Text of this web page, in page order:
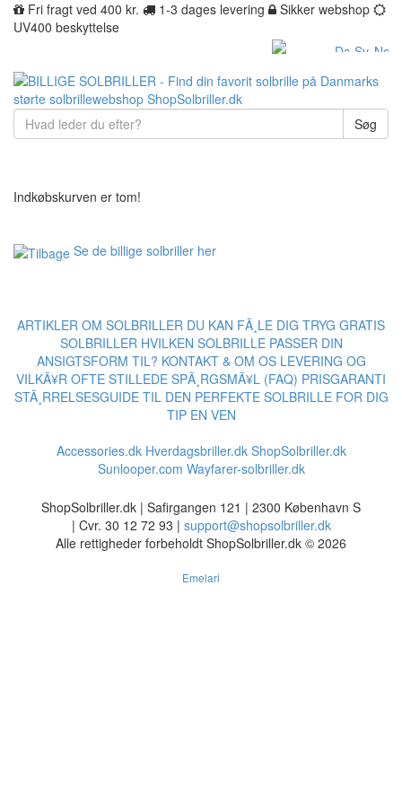
Fri fragt ved 400 kr. 1-3 dages levering
Sikker webshop
UV400 beskyttelse
Søg
Indkøbskurven er tom!
Se de billige solbriller her
ARTIKLER OM SOLBRILLER DU KAN FÃ¸LE DIG TRYG GRATIS
SOLBRILLER HVILKEN SOLBRILLE PASSER DIN
ANSIGTSFORM TIL? KONTAKT & OM OS LEVERING OG
VILKÃ¥R OFTE STILLEDE SPÃ¸RGSMÃ¥L (FAQ) PRISGARANTI
STÃ¸RRELSESGUIDE TIL DEN PERFEKTE SOLBRILLE FOR DIG
TIP EN VEN
Accessories.dk Hverdagsbriller.dk ShopSolbriller.dk
Sunlooper.com Wayfarer-solbriller.dk
ShopSolbriller.dk | Safirgangen 121 | 2300 København S
| Cvr. 30 12 72 93 | support@shopsolbriller.dk
Alle rettigheder forbeholdt ShopSolbriller.dk © 2026
Emelari